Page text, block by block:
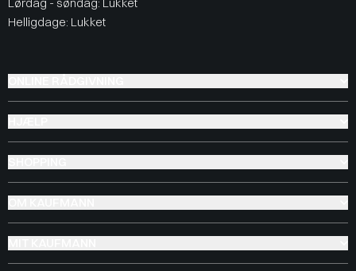
Helligdage: Lukket